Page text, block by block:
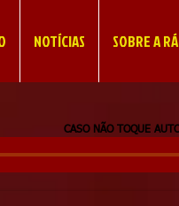
NOTÍCIAS SOBRE A
CASO NÃO TOQUE